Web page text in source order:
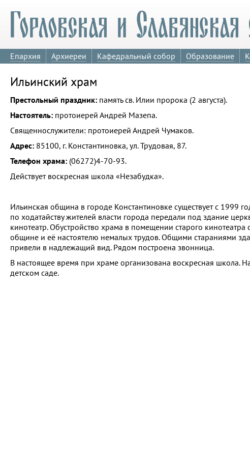
Епархия Архиереи Кафедральный собор Образование
Ильинский храм
Престольный праздник: память св. Илии пророка (2 августа).
Настоятель: протоиерей Андрей Мазепа.
Священнослужители: протоиерей Андрей Чумаков.
Адрес: 85100, г. Константиновка, ул. Трудовая, 87.
Телефон храма: (06272)4-70-93.
Действует воскресная школа «Незабудка».
Ильинская община в городе Константиновке существует с 1999
по ходатайству жителей власти города передали под здание
кинотеатр. Обустройство храма в помещении старого кинотеатра
общине и её настоятелю немалых трудов. Общими стараниями
привели в надлежащий вид. Рядом построена звонница.
В настоящее время при храме организована воскресная школа.
детском саде.